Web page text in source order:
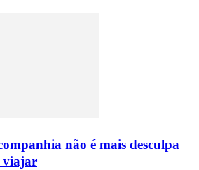
não é mais desculpa
viajar